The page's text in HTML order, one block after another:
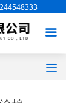
끀
끀